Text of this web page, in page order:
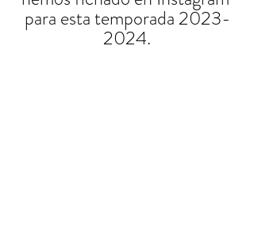
para esta temporada 2023-
2024.